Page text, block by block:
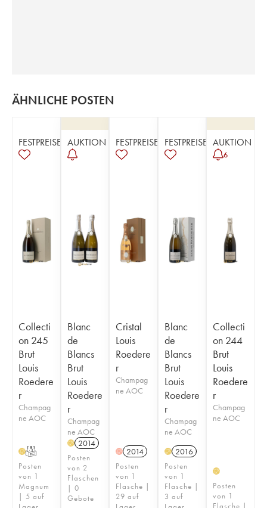
ÄHNLICHE POSTEN
FESTPREISE
Collecti
on 245
Brut
Louis
Roedere
r
Champag
ne AOC
HT
Posten
von 1
Magnum
| 5 auf
AUKTION
Blanc
de
Blancs
Brut
Louis
Roedere
r
Champag
ne AOC
H 2014
Posten
von 2
Flaschen
| 0
Gebote
FESTPREISE
Cristal
Louis
Roedere
r
Champag
ne AOC
H 2014
Posten
von 1
Flasche |
29 auf
FESTPREISE
Blanc
de
Blancs
Brut
Louis
Roedere
r
Champag
ne AOC
H 2016
Posten
von 1
Flasche |
3 auf
AUKTION
6
Collecti
on 244
Brut
Louis
Roedere
r
Champag
ne AOC
H
Posten
von 1
Flasche |